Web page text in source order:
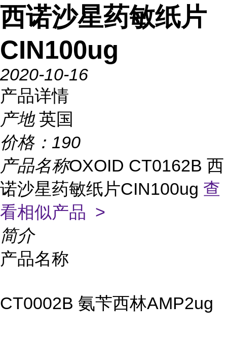
西诺沙星药敏纸片
CIN100ug
2020-10-16
产品详情
产地 英国
价格： 190
产品名称OXOID CT0162B 西
诺沙星药敏纸片CIN100ug 查
看相似产品 >
简介
产品名称
CT0002B 氨苄西林AMP2ug